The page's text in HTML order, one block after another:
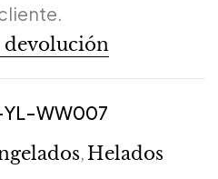
WW007
Helados